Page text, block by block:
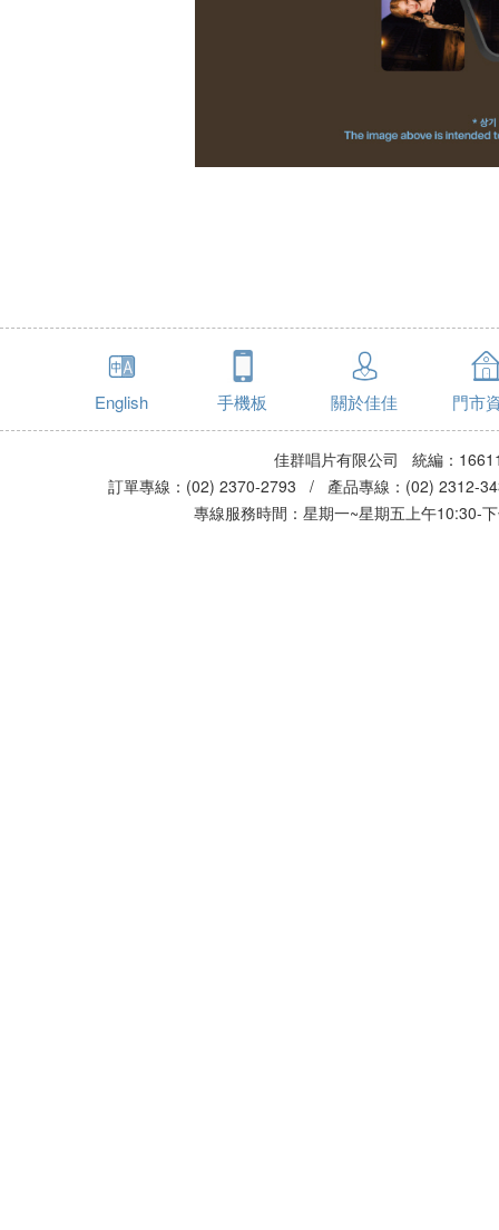
English 手機板 關於佳佳 門市
佳群唱片有限公司 統編：
訂單專線：(02) 2370-2793 / 產品專線：(02)
專線服務時間：星期一~星期五上午10:30-